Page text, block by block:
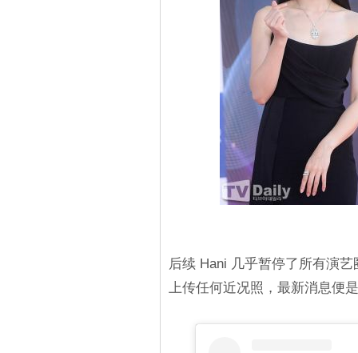
后续 Hani 几乎暂停了所有演
上传任何近况照，最新消息便